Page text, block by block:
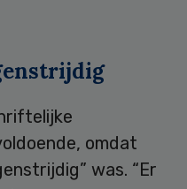
omdat
was. “Er